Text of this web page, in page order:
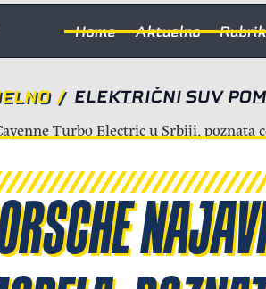
Home Aktuelno
/ ELEKTRIČNI SUV